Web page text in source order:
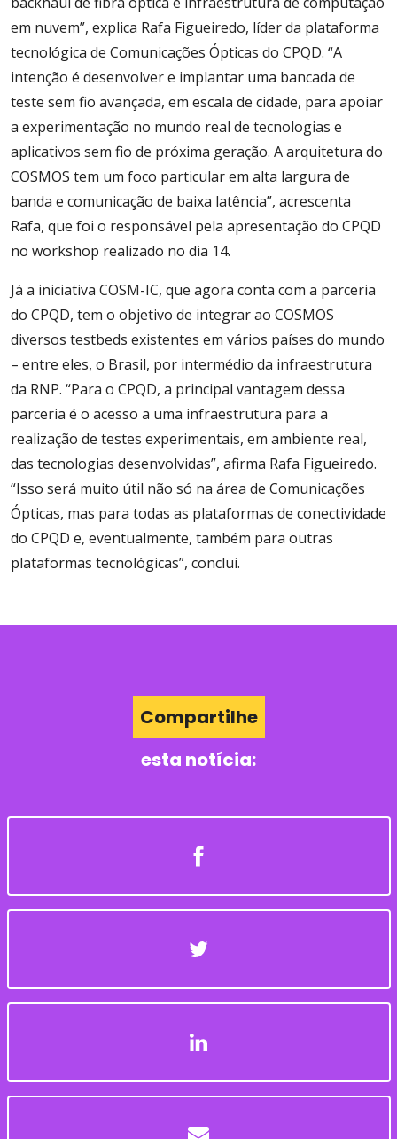
em nuvem”, explica Rafa Figueiredo, líder da plataforma
tecnológica de Comunicações Ópticas do CPQD. “A
intenção é desenvolver e implantar uma bancada de
teste sem fio avançada, em escala de cidade, para apoiar
a experimentação no mundo real de tecnologias e
aplicativos sem fio de próxima geração. A arquitetura do
COSMOS tem um foco particular em alta largura de
banda e comunicação de baixa latência”, acrescenta
Rafa, que foi o responsável pela apresentação do CPQD
no workshop realizado no dia 14.
Já a iniciativa COSM-IC, que agora conta com a parceria
do CPQD, tem o objetivo de integrar ao COSMOS
diversos testbeds existentes em vários países do mundo
– entre eles, o Brasil, por intermédio da infraestrutura
da RNP. “Para o CPQD, a principal vantagem dessa
parceria é o acesso a uma infraestrutura para a
realização de testes experimentais, em ambiente real,
das tecnologias desenvolvidas”, afirma Rafa Figueiredo.
“Isso será muito útil não só na área de Comunicações
Ópticas, mas para todas as plataformas de conectividade
do CPQD e, eventualmente, também para outras
plataformas tecnológicas”, conclui.
Compartilhe
esta notícia: